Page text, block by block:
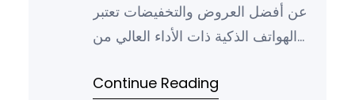
عن أفضل العروض والتخفيضات تعتبر
الهواتف الذكية ذات الأداء العالي من
اليومية، ومن بين ه…
Continue Reading